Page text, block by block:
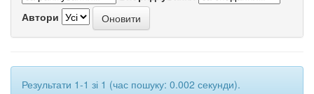
Автори
Результати 1-1 зі 1 (час пошуку: 0.002 секунди).